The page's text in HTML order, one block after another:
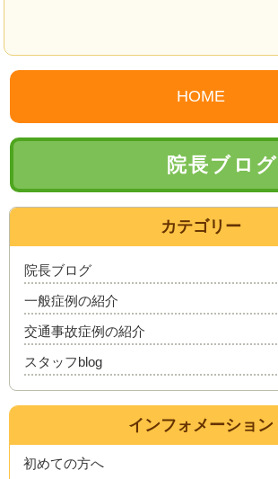
HOME
院長ブログ
カテゴリー
院長ブログ
一般症例の紹介
交通事故症例の紹介
スタッフblog
インフォメーション
初めての方へ